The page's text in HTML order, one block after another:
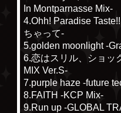
In Montparnasse Mix-
4.Ohh! Paradise
ちゃって-
5.golden moonlight -
6.恋はスリル、ショッ
MIX Ver.S-
7.purple haze -future
8.FAITH -KCP Mix-
9.Run up -GLOBAL